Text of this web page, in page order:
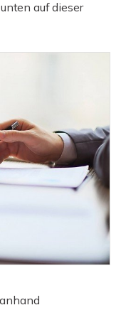
auf dieser